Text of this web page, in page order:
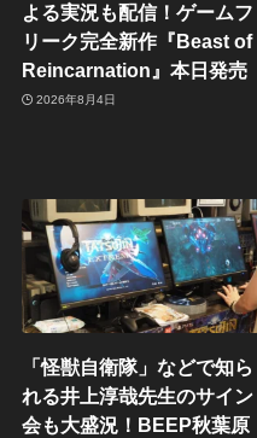
よる実況も配信！ゲームフ
リーク完全新作『Beast of
Reincarnation』本日発売
2026年8月4日
「怪獣自衛隊」などで知ら
れる井上淳哉先生のサイン
会も大盛況！BEEP秋葉原